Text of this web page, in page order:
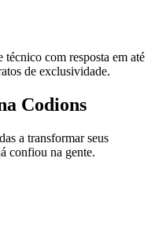
com resposta em até
de exclusividade.
Codions
a transformar seus
confiou na gente.